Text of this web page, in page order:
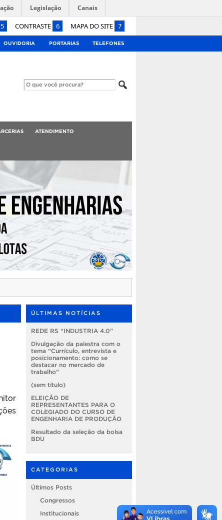
5 CONTRASTE 6 MAPA DO SITE 7
Legislação Canais
OUVIDORIA PORTARIAS TELEFONES
ATENDIMENTO
ÚLTIMAS NOTÍCIAS
REDE RS “INDUSTRIA 4.0”
Divulgação da palestra com o
tema “Currículo, entrevista e
posicionamento: como se
destacar no mercado de
trabalho”
(sem título)
ELEIÇÃO DE
REPRESENTANTES PARA O
COLEGIADO DO CURSO DE
ENGENHARIA DE PRODUÇÃO
Resultado da seleção da bolsa
BDU
CATEGORIAS
Últimos Posts
Congressos
Institucionais